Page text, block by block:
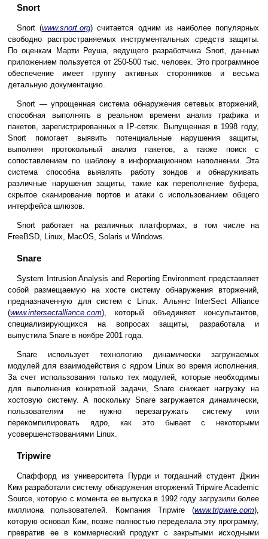
Snort
Snort (www.snort.org) считается одним из наиболее популярных
свободно распространяемых инструментальных средств защиты.
По оценкам Марти Реуша, ведущего разработчика Snort, данным
приложением пользуется от 250-500 тыс. человек. Это программное
обеспечение имеет группу активных сторонников и весьма
детальную документацию.
Snort — упрощенная система обнаружения сетевых вторжений,
способная выполнять в реальном времени анализ трафика и
пакетов, зарегистрированных в IP-сетях. Выпущенная в 1998 году,
Snort помогает выявить потенциальные нарушения защиты,
выполняя протокольный анализ пакетов, а также поиск с
сопоставлением по шаблону в информационном наполнении. Эта
система способна выявлять работу зондов и обнаруживать
различные нарушения защиты, такие как переполнение буфера,
скрытое сканирование портов и атаки с использованием общего
интерфейса шлюзов.
Snort работает на различных платформах, в том числе на
FreeBSD, Linux, MacOS, Solaris и Windows.
Snare
System Intrusion Analysis and Reporting Environment представляет
собой размещаемую на хосте систему обнаружения вторжений,
предназначенную для систем с Linux. Альянс InterSect Alliance
(www.intersectalliance.com), который объединяет консультантов,
специализирующихся на вопросах защиты, разработала и
выпустила Snare в ноябре 2001 года.
Snare использует технологию динамически загружаемых
модулей для взаимодействия с ядром Linux во время исполнения.
За счет использования только тех модулей, которые необходимы
для выполнения конкретной задачи, Snare снижает нагрузку на
хостовую систему. А поскольку Snare загружается динамически,
пользователям не нужно перезагружать систему или
перекомпилировать ядро, как это бывает с некоторыми
усовершенствованиями Linux.
Tripwire
Спаффорд из университета Пурди и тогдашний студент Джин
Ким разработали систему обнаружения вторжений Tripwire Academic
Source, которую с момента ее выпуска в 1992 году загрузили более
миллиона пользователей. Компания Tripwire (www.tripwire.com),
которую основал Ким, позже полностью переделала эту программу,
превратив ее в коммерческий продукт с закрытыми исходными